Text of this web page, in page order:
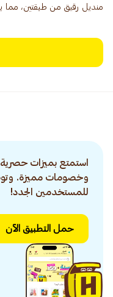
منديل رقيق من طبقتين، مما
استمتع بميزات
وخصومات مميزة.
للمستخدمين الجدد!
حمل التطبيق الآن